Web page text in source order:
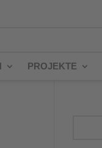
PROJEKTE